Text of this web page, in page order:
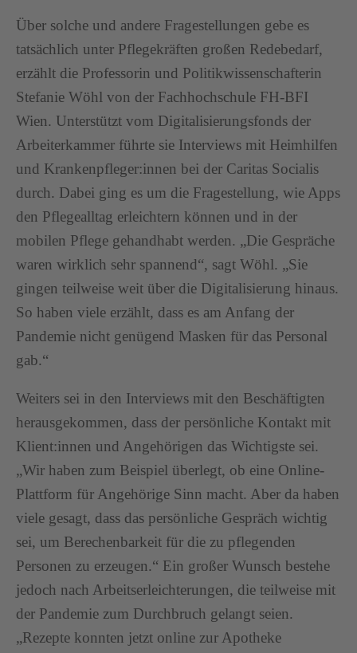
Über solche und andere Fragestellungen gebe es
tatsächlich unter Pflegekräften großen Redebedarf,
erzählt die Professorin und Politikwissenschafterin
Stefanie Wöhl von der Fachhochschule FH-BFI
Wien. Unterstützt vom Digitalisierungsfonds der
Arbeiterkammer führte sie Interviews mit Heimhilfen
und Krankenpfleger:innen bei der Caritas Socialis
durch. Dabei ging es um die Fragestellung, wie Apps
den Pflegealltag erleichtern können und in der
mobilen Pflege gehandhabt werden. „Die Gespräche
waren wirklich sehr spannend“, sagt Wöhl. „Sie
gingen teilweise weit über die Digitalisierung hinaus.
So haben viele erzählt, dass es am Anfang der
Pandemie nicht genügend Masken für das Personal
gab.“
Weiters sei in den Interviews mit den Beschäftigten
herausgekommen, dass der persönliche Kontakt mit
Klient:innen und Angehörigen das Wichtigste sei.
„Wir haben zum Beispiel überlegt, ob eine Online-
Plattform für Angehörige Sinn macht. Aber da haben
viele gesagt, dass das persönliche Gespräch wichtig
sei, um Berechenbarkeit für die zu pflegenden
Personen zu erzeugen.“ Ein großer Wunsch bestehe
jedoch nach Arbeitserleichterungen, die teilweise mit
der Pandemie zum Durchbruch gelangt seien.
„Rezepte konnten jetzt online zur Apotheke